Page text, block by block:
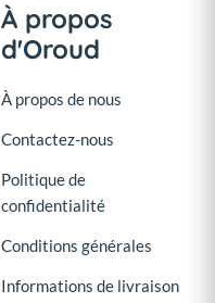
À propos
d'Oroud
À propos de nous
Contactez-nous
Politique de
confidentialité
Conditions générales
Informations de livraison